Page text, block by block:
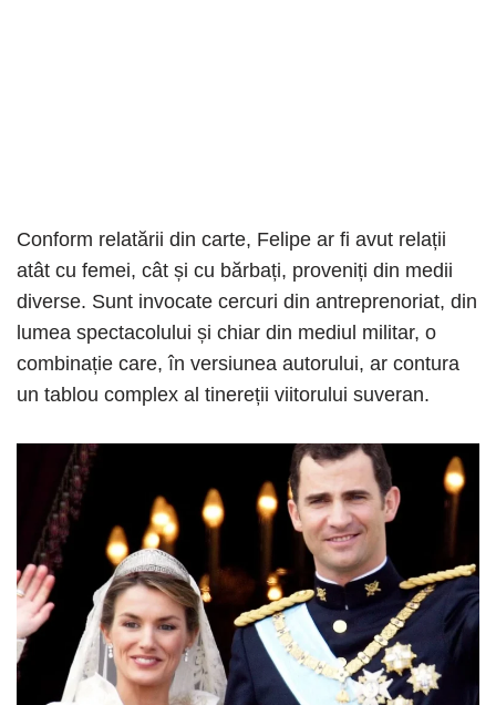
Conform relatării din carte, Felipe ar fi avut relații
atât cu femei, cât și cu bărbați, proveniți din medii
diverse. Sunt invocate cercuri din antreprenoriat, din
lumea spectacolului și chiar din mediul militar, o
combinație care, în versiunea autorului, ar contura
un tablou complex al tinereții viitorului suveran.